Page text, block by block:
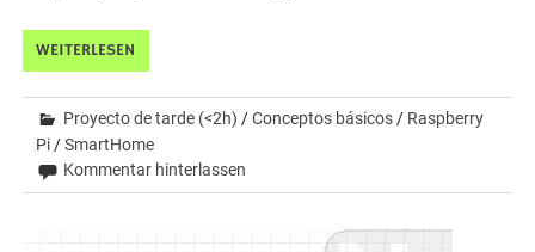
WEITERLESEN
Proyecto de tarde (<2h) /Conceptos básicos / Raspberry
Pi /SmartHome
Kommentar hinterlassen